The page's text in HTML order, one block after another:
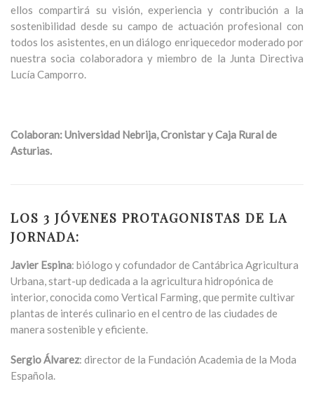
ellos compartirá su visión, experiencia y contribución a la
sostenibilidad desde su campo de actuación profesional con
todos los asistentes, en un diálogo enriquecedor moderado por
nuestra socia colaboradora y miembro de la Junta Directiva
Lucía Camporro.
Colaboran: Universidad Nebrija, Cronistar y Caja Rural de
Asturias.
LOS 3 JÓVENES PROTAGONISTAS DE LA
JORNADA:
Javier Espina: biólogo y cofundador de Cantábrica Agricultura
Urbana, start-up dedicada a la agricultura hidropónica de
interior, conocida como Vertical Farming, que permite cultivar
plantas de interés culinario en el centro de las ciudades de
manera sostenible y eficiente.
Sergio Álvarez: director de la Fundación Academia de la Moda
Española.